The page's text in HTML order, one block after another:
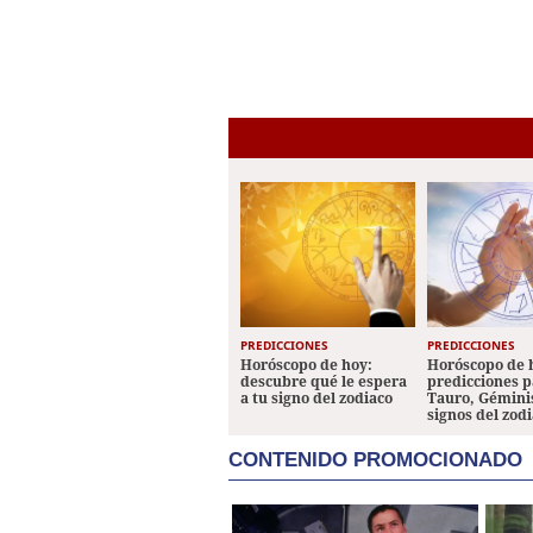
PREDICCIONES
Horóscopo de hoy:
descubre qué le espera
a tu signo del zodiaco
PREDICCIONES
Horóscopo de
predicciones
Tauro,
signos del
CONTENIDO PROMOCIONADO